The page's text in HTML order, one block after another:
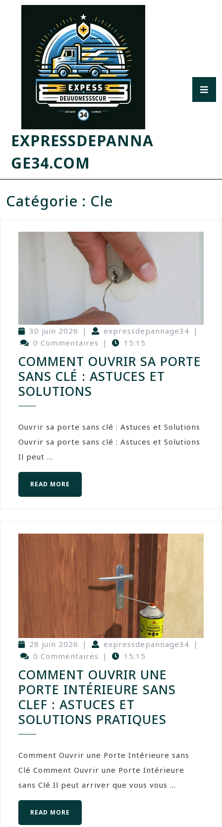
EXPRESSDEPANNA
GE34.COM
Catégorie : Cle
30 juin 2026 | expressdepannage34 |
0 Commentaires
| 15:15
COMMENT OUVRIR SA PORTE
SANS CLÉ : ASTUCES ET
SOLUTIONS
Ouvrir sa porte sans clé : Astuces et Solutions
Ouvrir sa porte sans clé : Astuces et Solutions
Il peut ...
READ MORE
28 juin 2026 | expressdepannage34 |
0 Commentaires
| 15:15
COMMENT OUVRIR UNE
PORTE INTÉRIEURE SANS
CLEF : ASTUCES ET
SOLUTIONS PRATIQUES
Comment Ouvrir une Porte Intérieure sans
Clé Comment Ouvrir une Porte Intérieure
sans Clé Il peut arriver que vous vous ...
READ MORE